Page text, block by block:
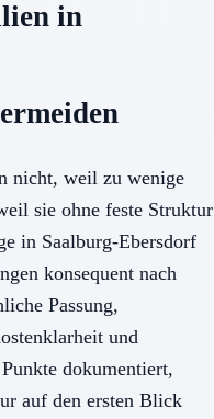
in
nicht, weil zu wenige
sie ohne feste Struktur
in Saalburg-Ebersdorf
konsequent nach
Passung,
und
dokumentiert,
auf den ersten Blick